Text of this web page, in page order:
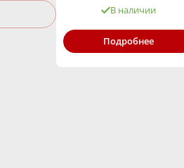
В наличии
Грузоподъёмность,
кг:
Подробнее